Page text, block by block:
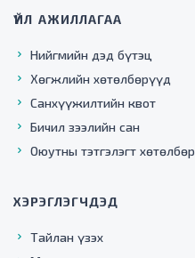
ҮЙЛ АЖИЛЛАГАА
Нийгмийн дэд бүтэц
Хөгжлийн хөтөлбөрүүд
Санхүүжилтийн квот
Бичил зээлийн сан
Оюутны тэтгэлэгт хөтөлбөр
ХЭРЭГЛЭГЧДЭД
Тайлан үзэх